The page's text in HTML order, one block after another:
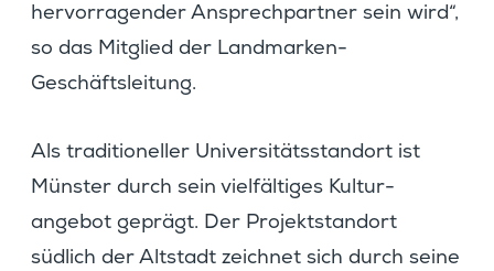
hervor­ra­gender Ansprech­partner sein wird“,
so das Mitglied der Landmarken-
Geschäftsleitung.
Als tradi­tio­neller Univer­si­täts­standort ist
Münster durch sein vielfäl­tiges Kultur­
angebot geprägt. Der Projekt­standort
südlich der Altstadt zeichnet sich durch seine